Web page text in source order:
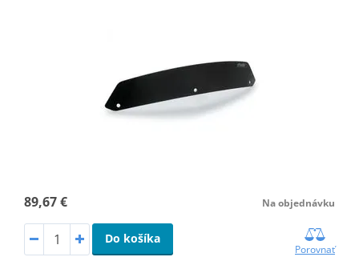
89,67 € Na objednávku
Do košíka
Porovnať